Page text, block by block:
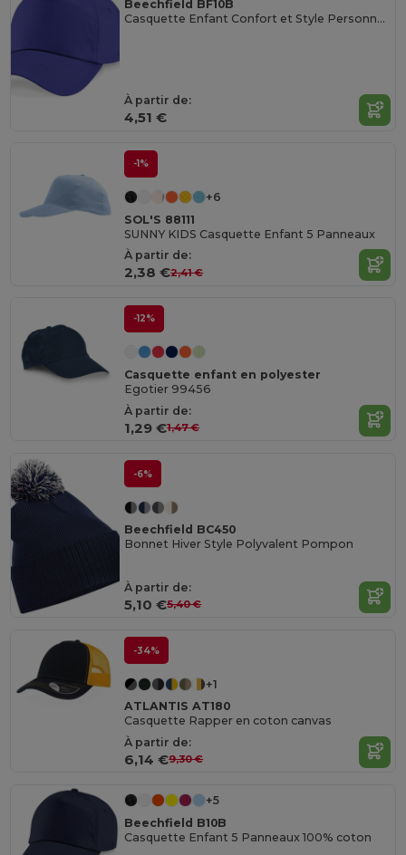
Beechfield BF10B
Casquette Enfant Confort et Style Personnalisable
À partir de:
4,51 €
-1%
+6
SOL'S 88111
SUNNY KIDS Casquette Enfant 5 Panneaux
À partir de:
2,38 €2,41 €
-12%
Casquette enfant en polyester
Egotier 99456
À partir de:
1,29 €1,47 €
-6%
Beechfield BC450
Bonnet Hiver Style Polyvalent Pompon
À partir de:
5,10 €5,40 €
-34%
+1
ATLANTIS AT180
Casquette Rapper en coton canvas
À partir de:
6,14 €9,30 €
+5
Beechfield B10B
Casquette Enfant 5 Panneaux 100% coton